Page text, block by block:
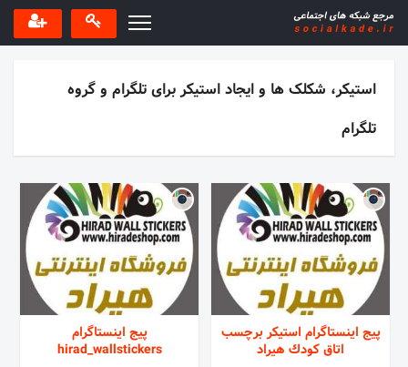
استیکر، شکلک ها و ایجاد استیکر برای تلگرام و گروه
تلگرام
پیج اینستاگرام استيكر برچسب
اتاق كودك هيراد
پیج اینستاگرام
hirad_wallstickers